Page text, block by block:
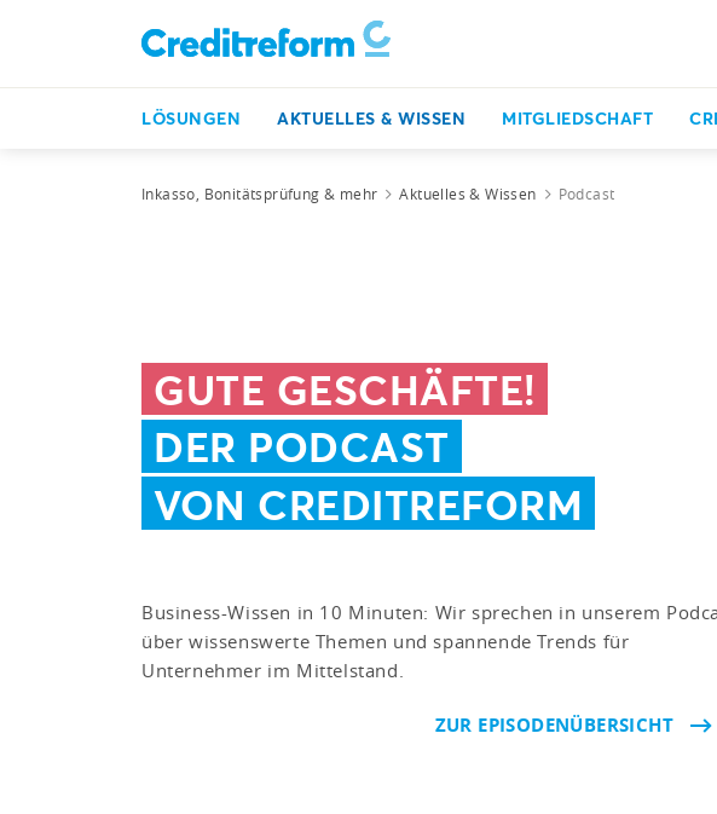
LÖSUNGEN AKTUELLES & WISSEN MITGLIEDSCHAFT
Inkasso, Bonitätsprüfung & mehr Aktuelles & Wissen Podcast
GUTE GESCHÄFTE!
DER PODCAST
VON CREDITREFORM
Business-Wissen in 10 Minuten: Wir sprechen in unserem
über wissenswerte Themen und spannende Trends für
Unternehmer im Mittelstand.
ZUR EPISODENÜBERSICHT